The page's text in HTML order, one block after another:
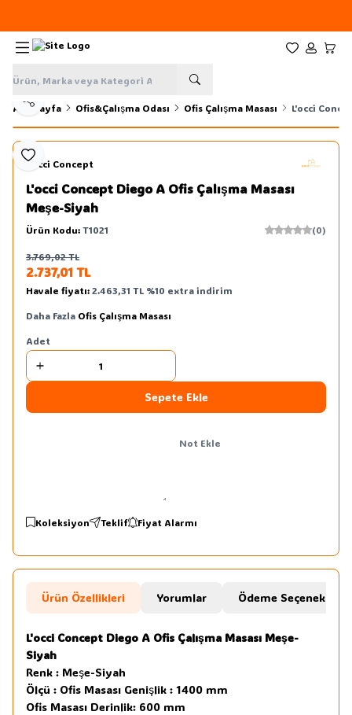
Favorilerim
Hesabım
Ana Sayfa Ofis&Çalışma Odası Ofis Çalışma Masası L'occi
Favoriye Ekle
Paylaş
L'occi Concept
L'occi Concept Diego A Ofis Çalışma Masası
Meşe-Siyah
Ürün Kodu:T1021 (0)
3.769,02TL
2.737,01TL
Havale fiyatı:2.463,31 TL %10 extra indirim
Daha Fazla Ofis Çalışma Masası
Adet
Sepete Ekle
Not Ekle
Koleksiyon Teklif Fiyat Alarmı
Ürün Özellikleri Yorumlar Ödeme Seçenekleri
L'occi Concept Diego A Ofis Çalışma Masası Meşe-
Siyah
Renk : Meşe-Siyah
Ölçü : Ofis Masası Genişlik : 1400 mm
Ofis Masası Derinlik: 600 mm